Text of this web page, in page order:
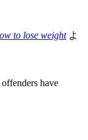
to lose weight よ
have